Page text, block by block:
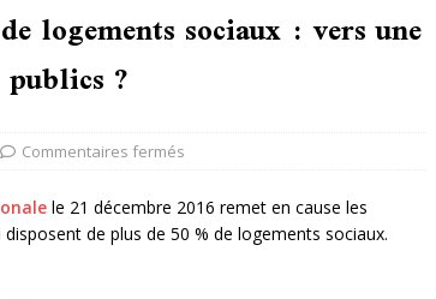
logements sociaux : vers une
?
Commentaires fermés
le 21 décembre 2016 remet en cause les
de plus de 50 % de logements sociaux.